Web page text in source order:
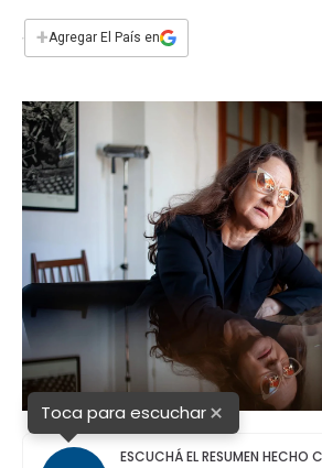
e
b
k
s
p
t
i
l
+Agregar El País en
Toca para escuchar×
ESCUCHÁ EL RESUMEN HECHO